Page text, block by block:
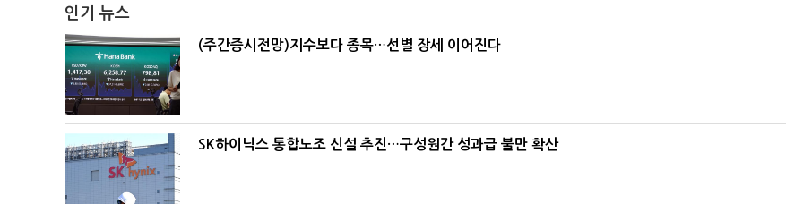
인기 뉴스
(주간증시전망)지수보다 종목…선별 장세 이어진다
SK하이닉스 통합노조 신설 추진…구성원간 성과급 불만 확산